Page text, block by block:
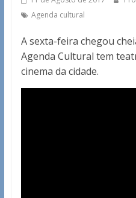
Agenda cultural
A sexta-feira chegou
Agenda Cultural tem
cinema da cidade.